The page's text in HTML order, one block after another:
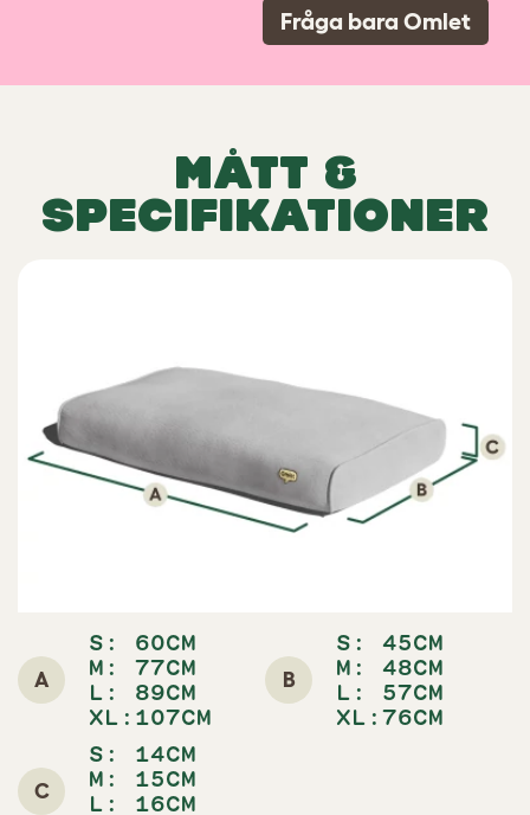
Fråga bara Omlet
MÅTT &
SPECIFIKATIONER
A
S: 60CM
M: 77CM
L: 89CM
XL:107CM
B
S: 45CM
M: 48CM
L: 57CM
XL:76CM
C
S: 14CM
M: 15CM
L: 16CM